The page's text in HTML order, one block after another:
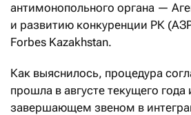
антимонопольного органа —
и развитию конкуренции РК
Forbes Kazakhstan.
Как выяснилось, процедура
прошла в августе текущего года
завершающем звеном в